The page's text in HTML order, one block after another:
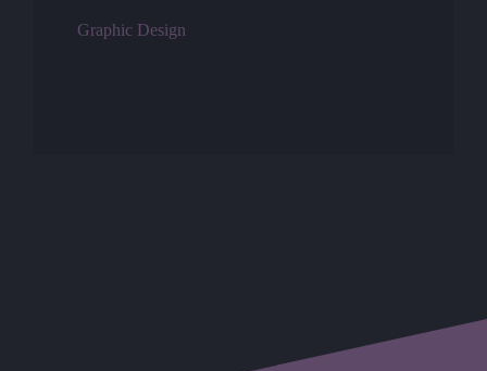
Graphic Design